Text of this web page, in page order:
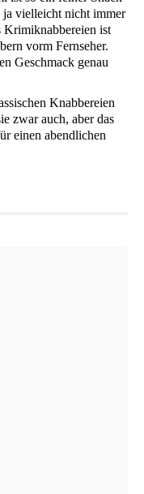
ja viel­leicht nicht immer
Kri­mi­knab­be­rei­en ist
vorm Fern­se­her.
Geschmack genau
Knab­be­rei­en
zwar auch, aber das
einen abend­li­chen